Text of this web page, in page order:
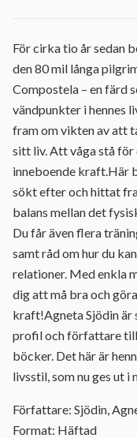
För cirka tio år sedan
den 80 mil långa
Compostela – en färd
vändpunkter i hennes
fram om vikten av att
sitt liv. Att våga stå för
inneboende kraft.Här
sökt efter och hittat
balans mellan det
Du får även flera
samt råd om hur du
relationer. Med enkla
dig att må bra och
kraft!Agneta Sjödin är
profil och författare
böcker. Det här är
livsstil, som nu ges ut i
Författare: Sjödin,
Format: Häftad